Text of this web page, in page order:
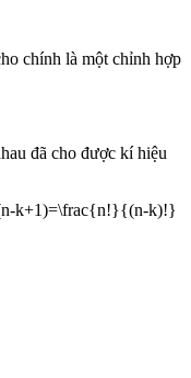
chính là một chỉnh hợp
đã cho được kí hiệu
k+1)=\frac{n!}{(n-k)!}